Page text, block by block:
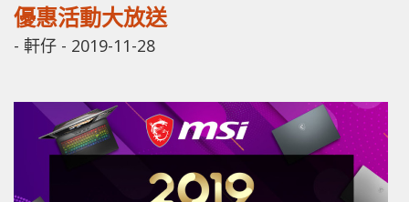
優惠活動大放送
- 軒仔 - 2019-11-28